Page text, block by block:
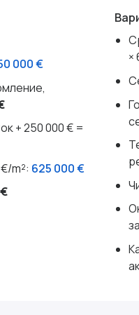
000 €
+ 250 000 € =
m²: 625 000 €
×